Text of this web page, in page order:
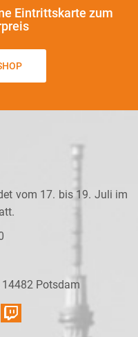
Eintrittskarte zum
vom 17. bis 19. Juli im
Potsdam